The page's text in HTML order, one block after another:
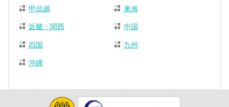
甲信越 東海
近畿・関西 中国
四国 九州
沖縄